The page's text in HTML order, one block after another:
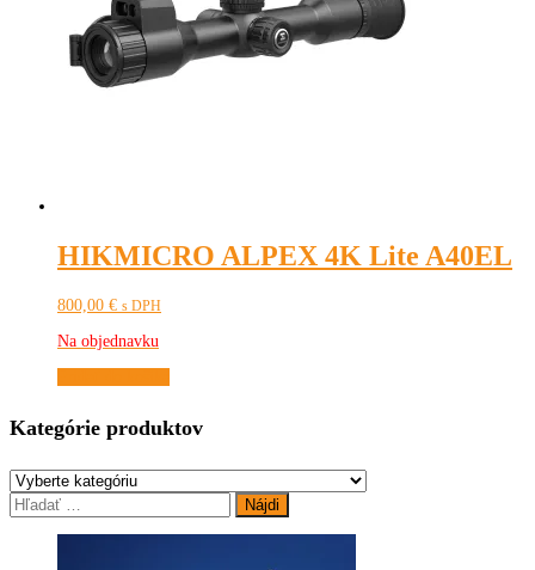
HIKMICRO ALPEX 4K Lite A40EL
800,00 € s DPH
Na objednavku
Kategórie produktov
Hľadať: